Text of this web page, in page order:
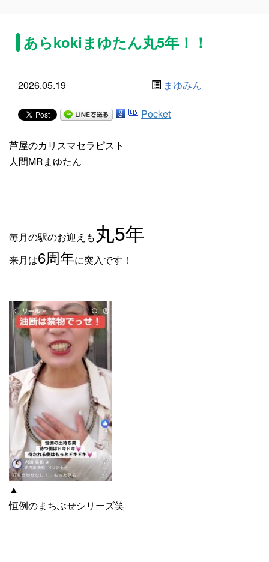
あらkokiまゆたん丸5年！！
2026.05.19 まゆみん
Pocket
芦屋のカリスマセラピスト
人間MRまゆたん
毎月の駅のお迎えも丸5年
来月は6周年に突入です！
▲
恒例のまちぶせシリーズ笑